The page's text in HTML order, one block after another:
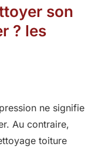
son
? les
ne signifie
Au contraire,
toiture